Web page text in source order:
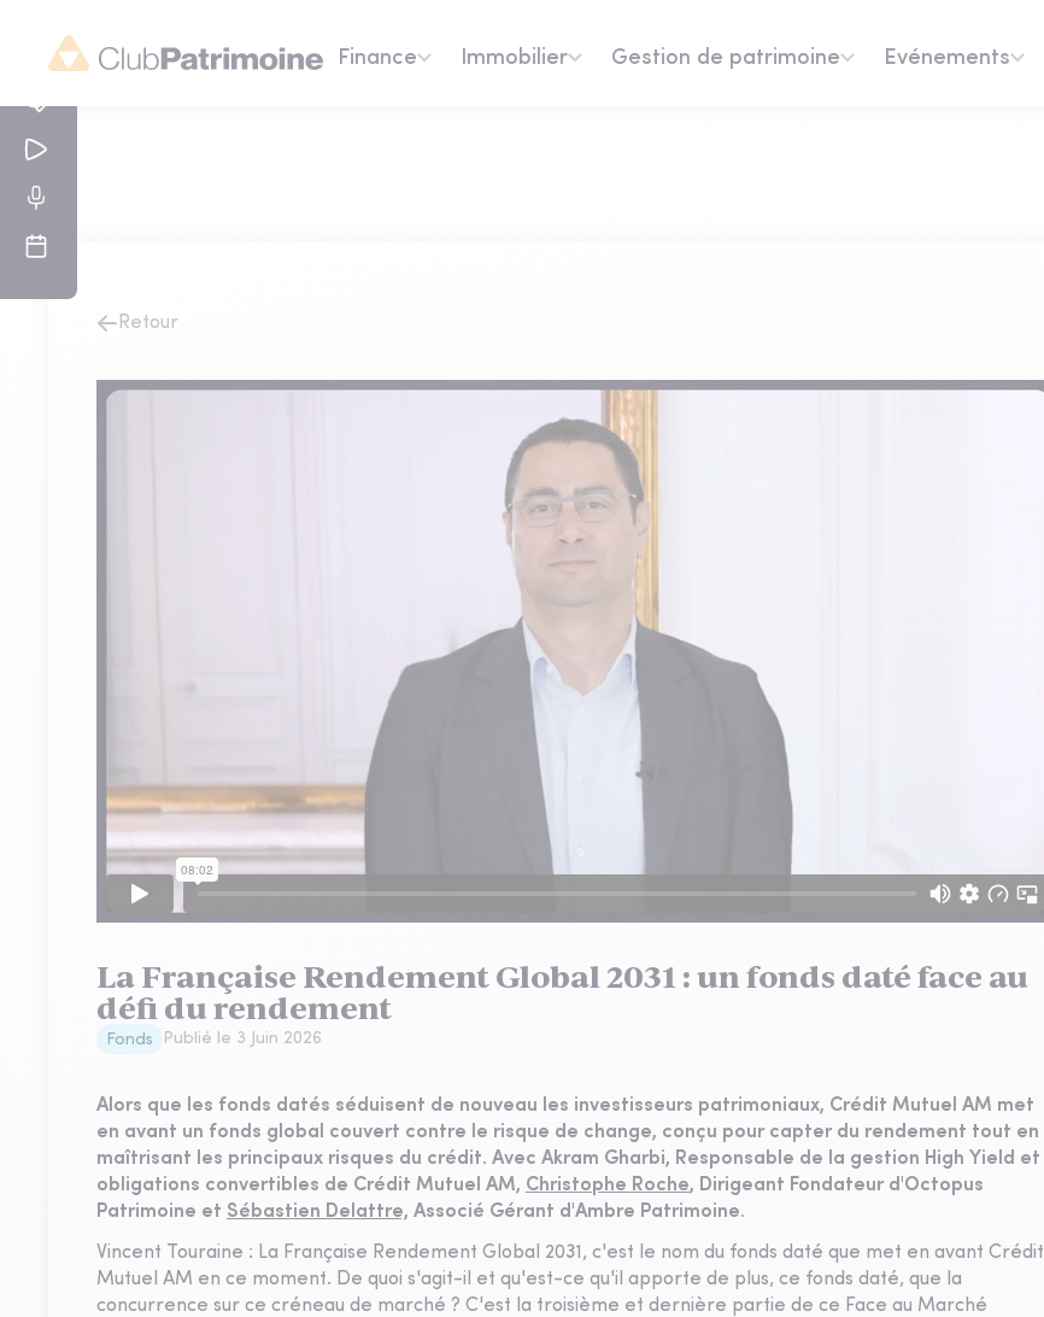
Finance Immobilier Gestion de patrimoine Evénements
Retour
La Française Rendement Global 2031 : un fonds daté face au
défi du rendement
Fonds Publié le 3 Juin 2026
Alors que les fonds datés séduisent de nouveau les investisseurs patrimoniaux, Crédit Mutuel AM met
en avant un fonds global couvert contre le risque de change, conçu pour capter du rendement tout en
maîtrisant les principaux risques du crédit. Avec Akram Gharbi, Responsable de la gestion High Yield et
obligations convertibles de Crédit Mutuel AM, Christophe Roche, Dirigeant Fondateur d'Octopus
Patrimoine et Sébastien Delattre, Associé Gérant d'Ambre Patrimoine.
Vincent Touraine : La Française Rendement Global 2031, c'est le nom du fonds daté que met en avant Crédit
Mutuel AM en ce moment. De quoi s'agit-il et qu'est-ce qu'il apporte de plus, ce fonds daté, que la
concurrence sur ce créneau de marché ? C'est la troisième et dernière partie de ce Face au Marché